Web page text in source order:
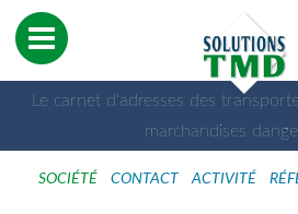
Le carnet d'adresses des
marchandises
SOCIÉTÉ CONTACT ACTIVITÉ